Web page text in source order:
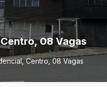
08 Vagas
Centro, 08 Vagas